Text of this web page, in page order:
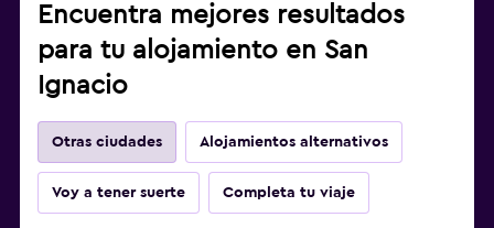
Encuentra mejores resultados
para tu alojamiento en San
Ignacio
Otras ciudades Alojamientos alternativos
Voy a tener suerte Completa tu viaje